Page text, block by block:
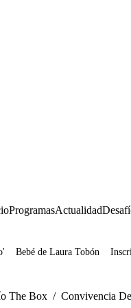
ProgramasActualidad
Bebé de Laura Tobón
The Box / Convivencia